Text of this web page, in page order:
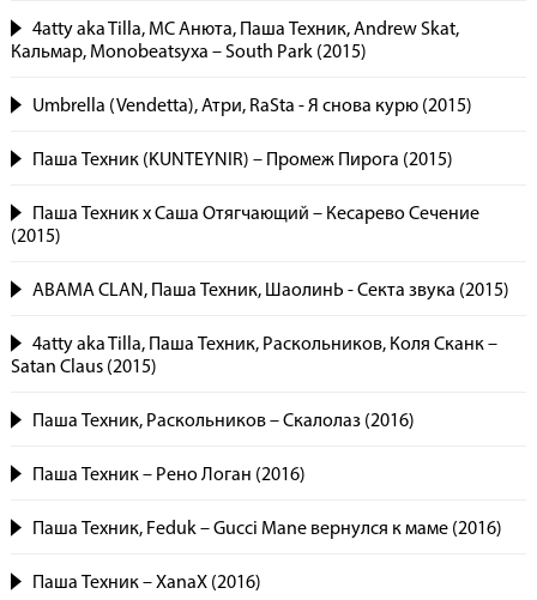
4atty aka Tilla, МС Анюта, Паша Техник, Andrew Skat,
Кальмар, Monobeatsyxa – South Park (2015)
Umbrella (Vendetta), Атри, RaSta - Я снова курю (2015)
Паша Техник (KUNTEYNIR) – Промеж Пирога (2015)
Паша Техник x Саша Отягчающий – Кесарево Сечение
(2015)
ABAMA CLAN, Паша Техник, ШаолинЬ - Секта звука (2015)
4atty aka Tilla, Паша Техник, Раскольников, Коля Сканк –
Satan Claus (2015)
Паша Техник, Раскольников – Скалолаз (2016)
Паша Техник – Рено Логан (2016)
Паша Техник, Feduk – Gucci Mane вернулся к маме (2016)
Паша Техник – XanaX (2016)